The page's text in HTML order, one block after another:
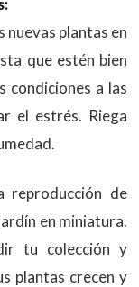
nuevas plantas en
que estén bien
condiciones a las
el estrés. Riega
reproducción de
en miniatura.
tu colección y
plantas crecen y